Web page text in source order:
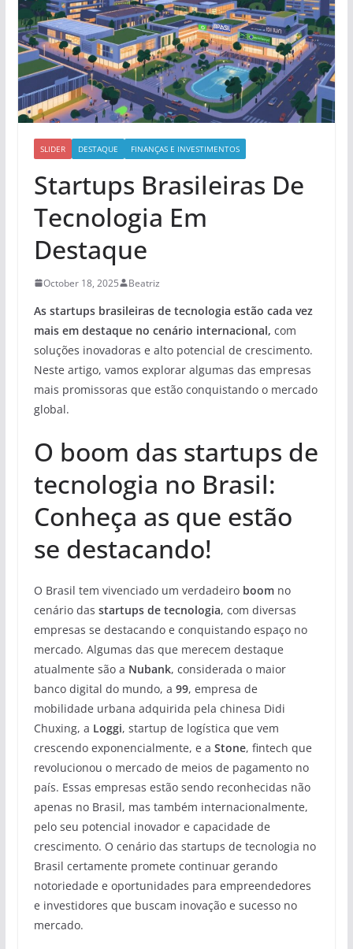
SLIDER DESTAQUE FINANÇAS E INVESTIMENTOS
Startups Brasileiras De
Tecnologia Em
Destaque
October 18, 2025 Beatriz
As startups brasileiras de tecnologia estão cada vez
mais em destaque no cenário internacional, com
soluções inovadoras e alto potencial de crescimento.
Neste artigo, vamos explorar algumas das empresas
mais promissoras que estão conquistando o mercado
global.
O boom das startups de
tecnologia no Brasil:
Conheça as que estão
se destacando!
O Brasil tem vivenciado um verdadeiro boomno
cenário das startups de tecnologia, com diversas
empresas se destacando e conquistando espaço no
mercado. Algumas das que merecem destaque
atualmente são a Nubank, considerada o maior
banco digital do mundo, a 99, empresa de
mobilidade urbana adquirida pela chinesa Didi
Chuxing, a Loggi, startup de logística que vem
crescendo exponencialmente, e a Stone, fintech que
revolucionou o mercado de meios de pagamento no
país. Essas empresas estão sendo reconhecidas não
apenas no Brasil, mas também internacionalmente,
pelo seu potencial inovador e capacidade de
crescimento. O cenário das startups de tecnologia no
Brasil certamente promete continuar gerando
notoriedade e oportunidades para empreendedores
e investidores que buscam inovação e sucesso no
mercado.